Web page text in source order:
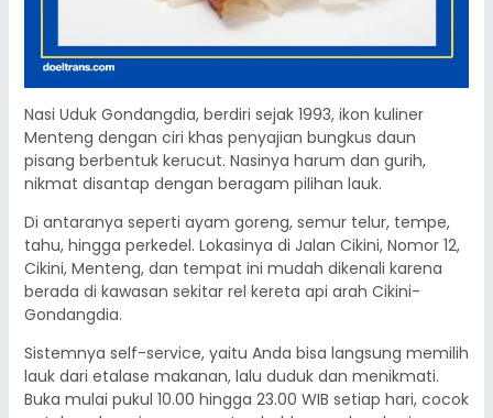
Nasi Uduk Gondangdia, berdiri sejak 1993, ikon kuliner
Menteng dengan ciri khas penyajian bungkus daun
pisang berbentuk kerucut. Nasinya harum dan gurih,
nikmat disantap dengan beragam pilihan lauk.
Di antaranya seperti ayam goreng, semur telur, tempe,
tahu, hingga perkedel. Lokasinya di Jalan Cikini, Nomor 12,
Cikini, Menteng, dan tempat ini mudah dikenali karena
berada di kawasan sekitar rel kereta api arah Cikini-
Gondangdia.
Sistemnya self-service, yaitu Anda bisa langsung memilih
lauk dari etalase makanan, lalu duduk dan menikmati.
Buka mulai pukul 10.00 hingga 23.00 WIB setiap hari, cocok